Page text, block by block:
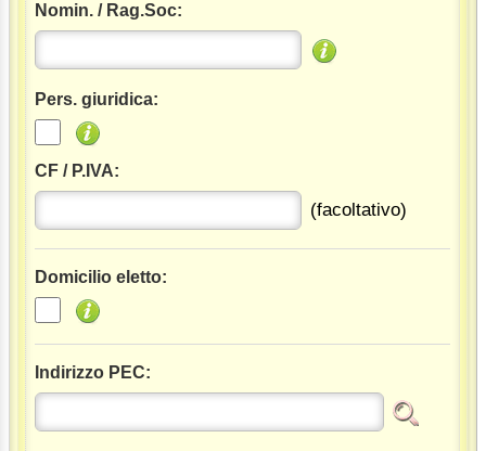
Nomin. / Rag.Soc:
Pers. giuridica:
CF / P.IVA:
(facoltativo)
Domicilio eletto:
Indirizzo PEC: